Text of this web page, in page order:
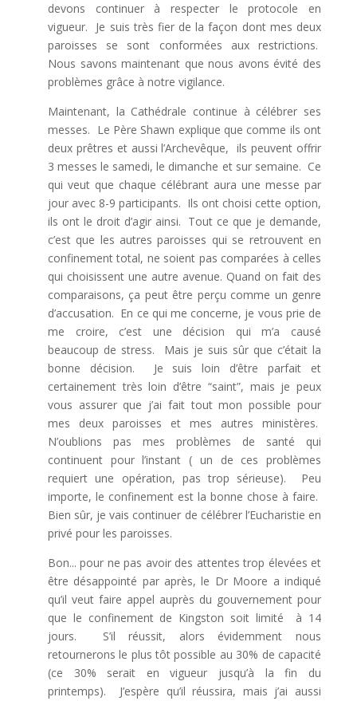
devons continuer à respecter le protocole en
vigueur. Je suis très fier de la façon dont mes deux
paroisses se sont conformées aux restrictions.
Nous savons maintenant que nous avons évité des
problèmes grâce à notre vigilance.
Maintenant, la Cathédrale continue à célébrer ses
messes. Le Père Shawn explique que comme ils ont
deux prêtres et aussi l’Archevêque, ils peuvent offrir
3 messes le samedi, le dimanche et sur semaine. Ce
qui veut que chaque célébrant aura une messe par
jour avec 8-9 participants. Ils ont choisi cette option,
ils ont le droit d’agir ainsi. Tout ce que je demande,
c’est que les autres paroisses qui se retrouvent en
confinement total, ne soient pas comparées à celles
qui choisissent une autre avenue. Quand on fait des
comparaisons, ça peut être perçu comme un genre
d’accusation. En ce qui me concerne, je vous prie de
me croire, c’est une décision qui m’a causé
beaucoup de stress. Mais je suis sûr que c’était la
bonne décision. Je suis loin d’être parfait et
certainement très loin d’être “saint”, mais je peux
vous assurer que j’ai fait tout mon possible pour
mes deux paroisses et mes autres ministères.
N’oublions pas mes problèmes de santé qui
continuent pour l’instant ( un de ces problèmes
requiert une opération, pas trop sérieuse). Peu
importe, le confinement est la bonne chose à faire.
Bien sûr, je vais continuer de célébrer l’Eucharistie en
privé pour les paroisses.
Bon... pour ne pas avoir des attentes trop élevées et
être désappointé par après, le Dr Moore a indiqué
qu’il veut faire appel auprès du gouvernement pour
que le confinement de Kingston soit limité à 14
jours. S’il réussit, alors évidemment nous
retournerons le plus tôt possible au 30% de capacité
(ce 30% serait en vigueur jusqu’à la fin du
printemps). J’espère qu’il réussira, mais j’ai aussi